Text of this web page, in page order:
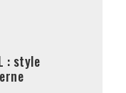
: style